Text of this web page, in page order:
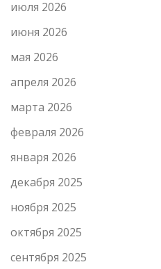
июля 2026
июня 2026
мая 2026
апреля 2026
марта 2026
февраля 2026
января 2026
декабря 2025
ноября 2025
октября 2025
сентября 2025